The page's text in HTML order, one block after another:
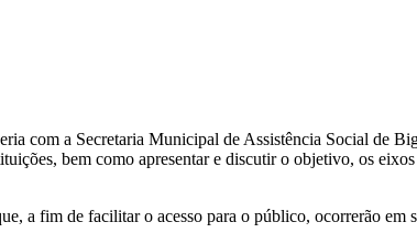
com a Secretaria Municipal de Assistência Social de
bem como apresentar e discutir o objetivo, os
a fim de facilitar o acesso para o público, ocorrerão em